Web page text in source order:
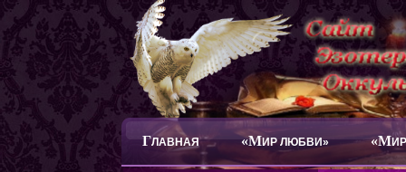
ГЛАВНАЯ «МИР ЛЮБВИ» «М